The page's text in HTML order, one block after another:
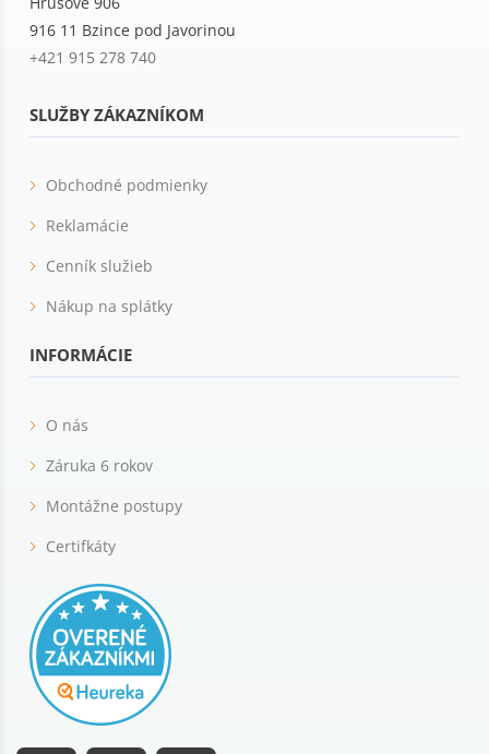
916 11 Bzince pod Javorinou
+421 915 278 740
SLUŽBY ZÁKAZNÍKOM
Obchodné podmienky
Reklamácie
Cenník služieb
Nákup na splátky
INFORMÁCIE
O nás
Záruka 6 rokov
Montážne postupy
Certifkáty